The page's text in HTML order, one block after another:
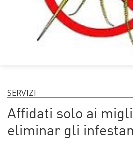
SERVIZI
Affidati solo ai
eliminar gli